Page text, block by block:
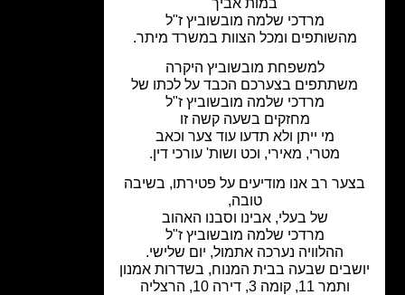
מרדכי שלמה מובשוביץ ז"ל
מהשותפים ומכל הצוות במשרד מיתר.
למשפחת מובשוביץ היקרה
משתתפים בצערכם הכבד על לכתו של
מרדכי שלמה מובשוביץ ז"ל
מחזקים בשעה קשה זו
מי ייתן ולא תדעו עוד צער וכאב
מטרי, מאירי, וכט ושות' עורכי דין.
רב אנו מודיעים על פטירתו, בשיבה
של בעלי, אבינו וסבנו האהוב
מרדכי שלמה מובשוביץ ז"ל
ההלוויה נערכה אתמול, יום שלישי.
שבעה בבית המנוח, בשדרות אמנון